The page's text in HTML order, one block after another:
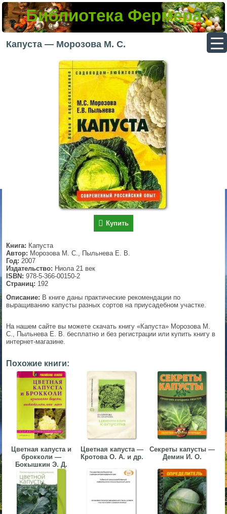
Библиотека Фермера
Капуста — Морозова М. С.
Купить
Книга: Капуста
Автор: Морозова М. С., Пыльнева Е. В.
Год: 2007
Издательство: Ниола 21 век
ISBN: 978-5-366-00150-2
Страниц: 192
Описание: В книге даны практические рекомендации по
выращиванию капусты разных сортов на приусадебном участке.
На нашем сайте вы можете скачать книгу «Капуста» Морозова М.
С., Пыльнева Е. В. бесплатно и без регистрации или купить книгу в
интернет-магазине.
Похожие книги:
Цветная капуста и
брокколи —
Бокышкин Э. Д.
Цветная капуста —
Кротова О. А. и др.
Секреты капусты —
Демин И. О.
▼
▼
▼
▼
▼
▼